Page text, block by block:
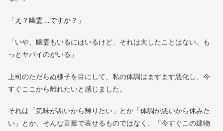
「え？幽霊…ですか？」
「いや、幽霊もいるにはいるけど、それは大したことはない。も
っとヤバイのがいる」
上司のただらぬ様子を目にして、私の体調はますます悪化し、今
すぐここから離れたいと感じました。
それは「気味が悪いから帰りたい」とか「体調が悪いから休みた
い」とか、そんな言葉で表せるものではなく、「今すぐこの建物